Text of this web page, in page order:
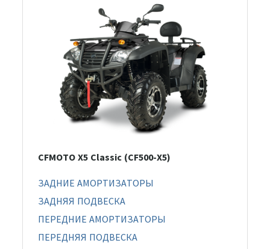
CFMOTO X5 Classic (CF500-X5)
ЗАДНИЕ АМОРТИЗАТОРЫ
ЗАДНЯЯ ПОДВЕСКА
ПЕРЕДНИЕ АМОРТИЗАТОРЫ
ПЕРЕДНЯЯ ПОДВЕСКА